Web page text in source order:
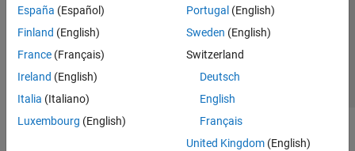
España (Español)
Finland (English)
France (Français)
Ireland (English)
Italia (Italiano)
Luxembourg (English)
Portugal (English)
Sweden (English)
Switzerland
Deutsch
English
Français
United Kingdom(English)
© 1994-2026 The MathWorks, Inc.